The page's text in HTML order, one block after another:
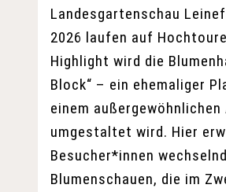
Landesgartenschau
2026 laufen auf
Highlight wird die
Block“ – ein ehemaliger
einem
umgestaltet wird. Hier
Besucher*innen
Blumenschauen, die im